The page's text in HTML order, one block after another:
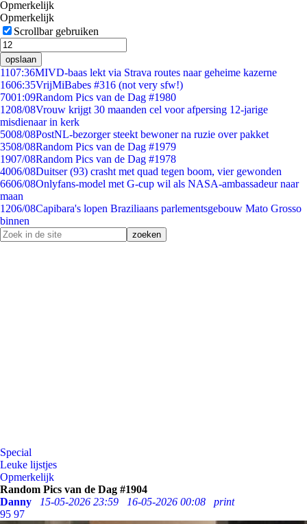
Opmerkelijk
Opmerkelijk
Scrollbar gebruiken
opslaan
1107:36MIVD-baas lekt via Strava routes naar geheime kazerne
1606:35VrijMiBabes #316 (not very sfw!)
7001:09Random Pics van de Dag #1980
1208/08Vrouw krijgt 30 maanden cel voor afpersing 12-jarige
misdienaar in kerk
5008/08PostNL-bezorger steekt bewoner na ruzie over pakket
3508/08Random Pics van de Dag #1979
1907/08Random Pics van de Dag #1978
4006/08Duitser (93) crasht met quad tegen boom, vier gewonden
6606/08Onlyfans-model met G-cup wil als NASA-ambassadeur naar
maan
1206/08Capibara's lopen Braziliaans parlementsgebouw Mato Grosso
binnen
Special
Leuke lijstjes
Opmerkelijk
Random Pics van de Dag #1904
Danny
15-05-2026 23:59 16-05-2026 00:08
print
95 97